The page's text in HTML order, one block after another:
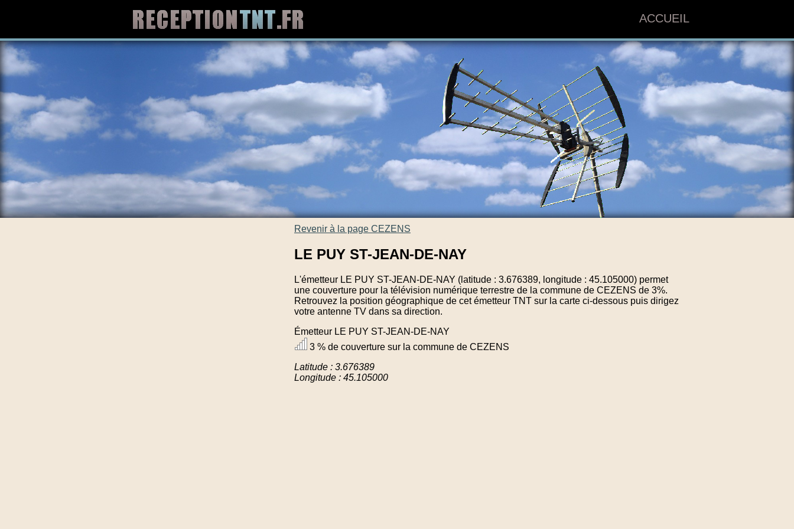
ACCUEIL
Revenir à la page CEZENS
LE PUY ST-JEAN-DE-NAY
L'émetteur LE PUY ST-JEAN-DE-NAY (latitude : 3.676389, longitude : 45.105000) permet
une couverture pour la télévision numérique terrestre de la commune de CEZENS de 3%.
Retrouvez la position géographique de cet émetteur TNT sur la carte ci-dessous puis dirigez
votre antenne TV dans sa direction.
Émetteur LE PUY ST-JEAN-DE-NAY
3 % de couverture sur la commune de CEZENS
Latitude : 3.676389
Longitude : 45.105000